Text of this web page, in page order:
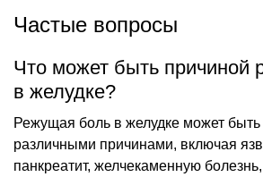
Частые вопросы
Что может быть причиной
в желудке?
Режущая боль в желудке может
различными причинами, включая
панкреатит, желчекаменную